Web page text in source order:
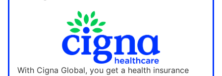
With Cigna Global, you get a health insurance